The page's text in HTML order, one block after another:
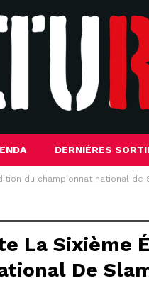
DERNIÈRES
du championnat national de
La Sixième
De